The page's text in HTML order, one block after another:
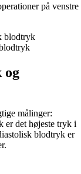
på venstre
blodtryk
og
målinger:
er det højeste tryk i
blodtryk er